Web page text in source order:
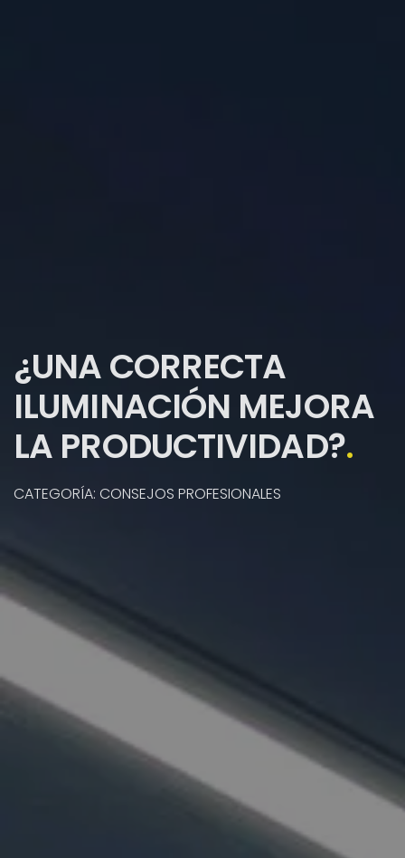
¿UNA CORRECTA
ILUMINACIÓN MEJORA
LA PRODUCTIVIDAD?.
CATEGORÍA: CONSEJOS PROFESIONALES